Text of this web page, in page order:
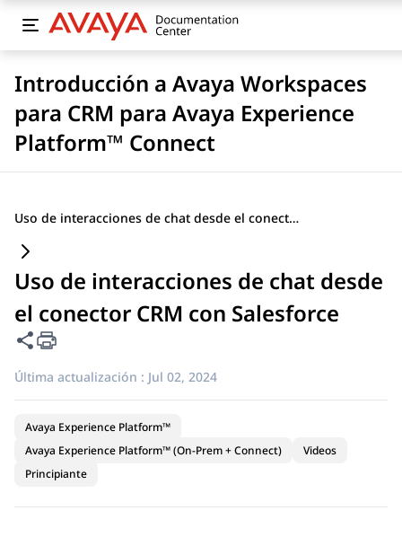
Introducción a Avaya Workspaces
para CRM para Avaya Experience
Platform™ Connect
Uso de interacciones de chat desde el conector CRM con Salesforce
Uso de interacciones de chat desde
el conector CRM con Salesforce
Compartir esta página
Última actualización : Jul 02, 2024
Avaya Experience Platform™
Avaya Experience Platform™ (On-Prem + Connect)
Videos
Principiante